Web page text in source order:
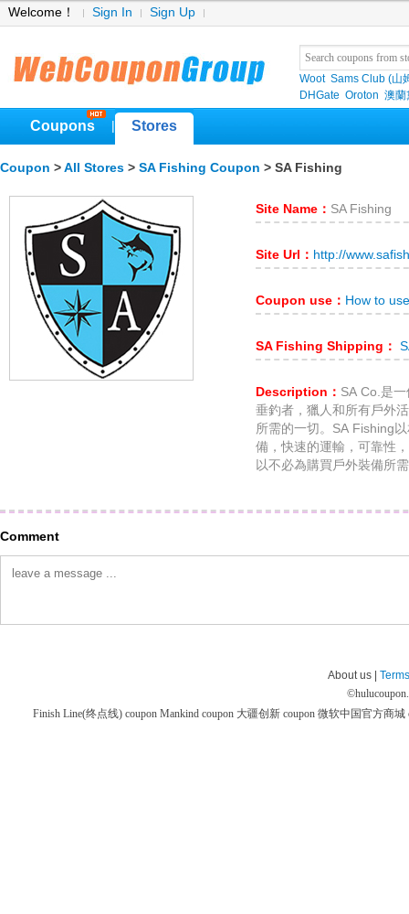
Welcome！ Sign In Sign Up
Woot Sams Club (山
DHGate Oroton 澳蘭
Coupons Stores
Coupon > All Stores > SA Fishing Coupon > SA Fishing
Site Name： SA Fishing
Site Url： http://
Coupon use： How to
SA Fishing Shipping：
Description： SA Co.是
垂釣者，獵人和所有戶外
所需的一切。SA Fishing
備，快速的運輸，可靠性
以不必為購買戶外裝備所
Comment
About us |
©
Finish Line(终点线) coupon Mankind coupon 大疆创新 coupon 微软中国官方商城